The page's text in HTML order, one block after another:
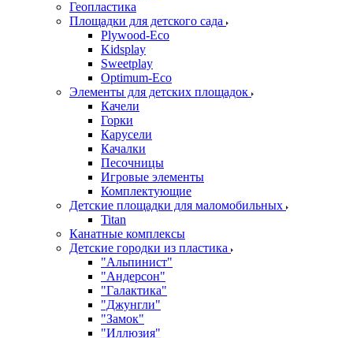
Геопластика
Площадки для детского сада
Plywood-Eco
Kidsplay
Sweetplay
Оptimum-Еco
Элементы для детских площадок
Качели
Горки
Карусели
Качалки
Песочницы
Игровые элементы
Комплектующие
Детские площадки для маломобильных
Titan
Канатные комплексы
Детские городки из пластика
"Альпинист"
"Андерсон"
"Галактика"
"Джунгли"
"Замок"
"Иллюзия"